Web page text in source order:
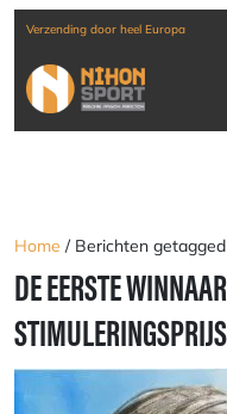
Verzending door heel Europa
Home / Berichten
DE EERSTE
STIMULERINGSPRIJS